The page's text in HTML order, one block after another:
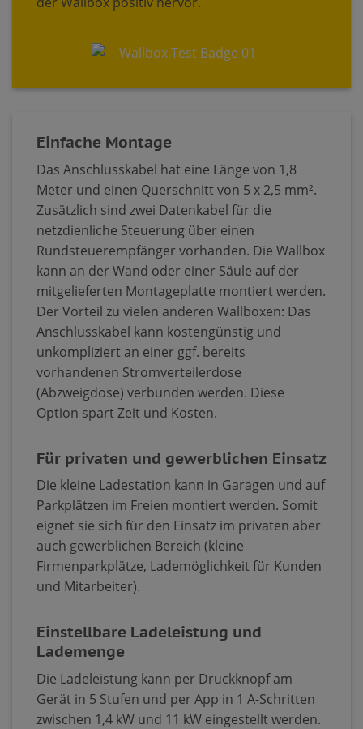
Einfache Montage
Das Anschlusskabel hat eine Länge von 1,8
Meter und einen Querschnitt von 5 x 2,5 mm².
Zusätzlich sind zwei Datenkabel für die
netzdienliche Steuerung über einen
Rundsteuerempfänger vorhanden. Die Wallbox
kann an der Wand oder einer Säule auf der
mitgelieferten Montageplatte montiert werden.
Der Vorteil zu vielen anderen Wallboxen: Das
Anschlusskabel kann kostengünstig und
unkompliziert an einer ggf. bereits
vorhandenen Stromverteilerdose
(Abzweigdose) verbunden werden. Diese
Option spart Zeit und Kosten.
Für privaten und gewerblichen Einsatz
Die kleine Ladestation kann in Garagen und auf
Parkplätzen im Freien montiert werden. Somit
eignet sie sich für den Einsatz im privaten aber
auch gewerblichen Bereich (kleine
Firmenparkplätze, Lademöglichkeit für Kunden
und Mitarbeiter).
Einstellbare Ladeleistung und
Lademenge
Die Ladeleistung kann per Druckknopf am
Gerät in 5 Stufen und per App in 1 A-Schritten
zwischen 1,4 kW und 11 kW eingestellt werden.